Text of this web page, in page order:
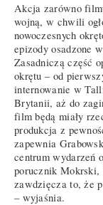
Akcja zarówno
wojną, w chwili
nowoczesnych
epizody osadzone
Zasadniczą część
okrętu – od
internowanie w
Brytanii, aż do
film będą miały
produkcja z
zapewnia
centrum wydarzeń
porucznik Mokrski,
zawdzięcza to, że
– wyjaśnia.